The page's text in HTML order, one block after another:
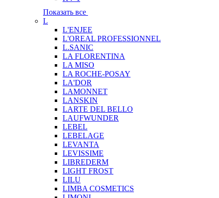
Показать все
L
L'ENJEE
L'OREAL PROFESSIONNEL
L.SANIC
LA FLORENTINA
LA MISO
LA ROCHE-POSAY
LA'DOR
LAMONNET
LANSKIN
LARTE DEL BELLO
LAUFWUNDER
LEBEL
LEBELAGE
LEVANTA
LEVISSIME
LIBREDERM
LIGHT FROST
LILU
LIMBA COSMETICS